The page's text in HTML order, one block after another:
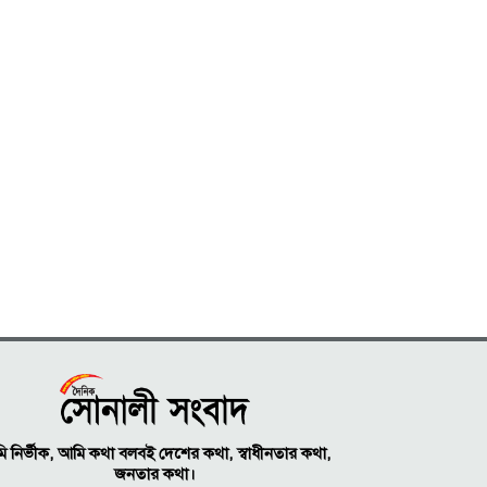
নির্ভীক, আমি কথা বলবই দেশের কথা, স্বাধীনতার কথা,
জনতার কথা।